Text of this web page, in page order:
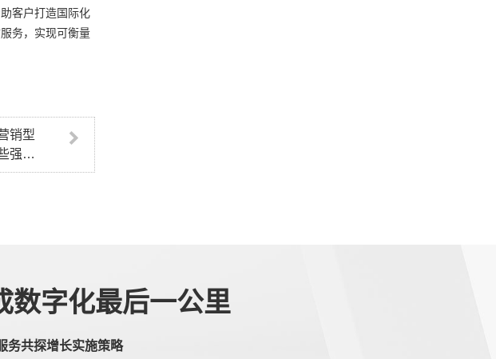
客户打造国际化
务，实现可衡量
销型
强大
数字化最后一公里
务共探增长实施策略